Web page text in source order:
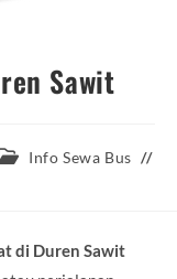
Sawit
Info Sewa Bus
di Duren Sawit